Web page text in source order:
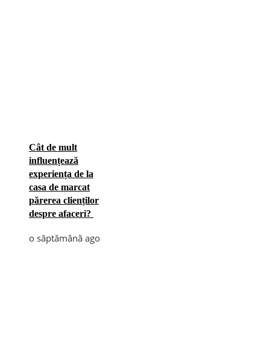
Cât de mult
influențează
experiența de la
casa de marcat
părerea clienților
despre afaceri?
o săptămână ago